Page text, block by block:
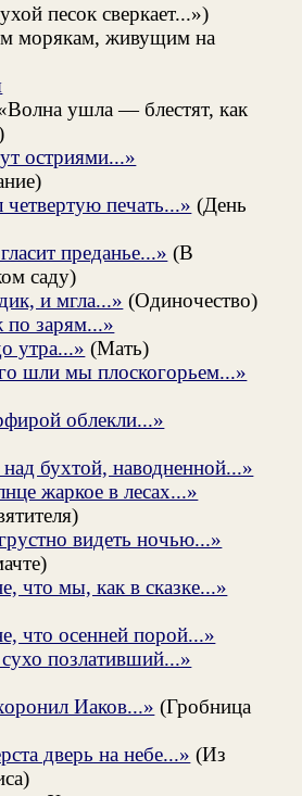
песок сверкает...»)
морякам, живущим на
ушла — блестят, как
остриями...»
печать...» (День
преданье...» (В
саду)
и мгла...» (Одиночество)
по зарям...»
утра...» (Мать)
шли мы плоскогорьем...»
облекли...»
бухтой, наводненной...»
жаркое в лесах...»
видеть ночью...»
что мы, как в сказке...»
что осенней порой...»
позлативший...»
Иаков...» (Гробница
дверь на небе...» (Из